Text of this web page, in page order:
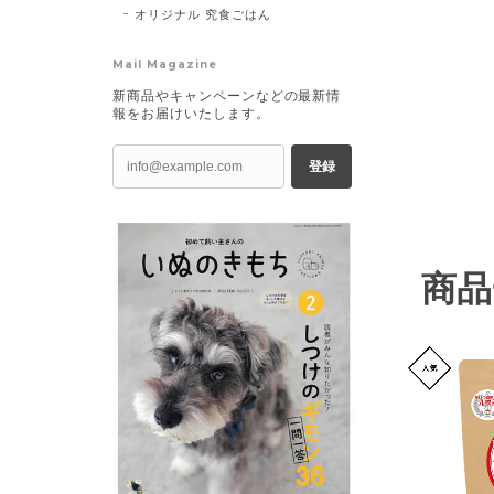
商
オリジナル 究食ごはん
Mail Magazine
新商品やキャンペーンなどの最新情
報をお届けいたします。
登録